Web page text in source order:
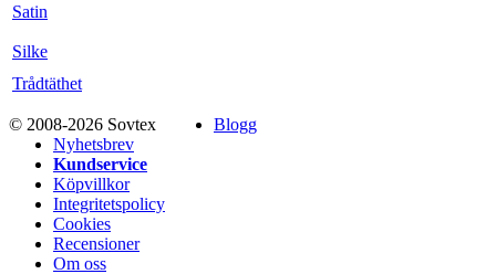
Satin
Silke
Trådtäthet
© 2008-2026 Sovtex
Blogg
Nyhetsbrev
Kundservice
Köpvillkor
Integritetspolicy
Cookies
Recensioner
Om oss